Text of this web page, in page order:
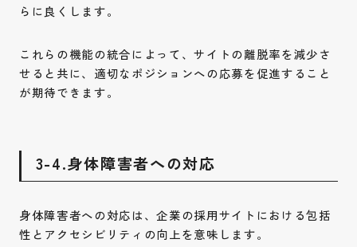
らに良くします。
これらの機能の統合によって、サイトの離脱率を減少さ
せると共に、適切なポジションへの応募を促進すること
が期待できます。
3-4.身体障害者への対応
身体障害者への対応は、企業の採用サイトにおける包括
性とアクセシビリティの向上を意味します。